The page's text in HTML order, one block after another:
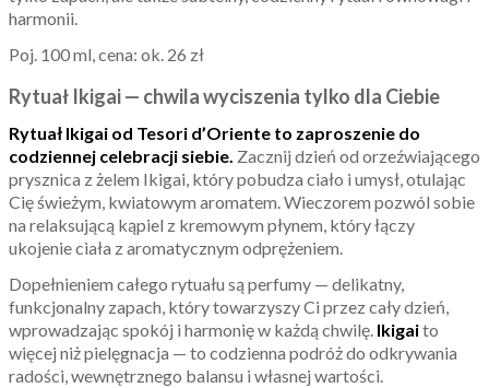
harmonii.
Poj. 100 ml, cena: ok. 26 zł
Rytuał Ikigai — chwila wyciszenia tylko dla Ciebie
Rytuał Ikigai od Tesori d’Oriente to zaproszenie do
codziennej celebracji siebie. Zacznij dzień od orzeźwiającego
prysznica z żelem Ikigai, który pobudza ciało i umysł, otulając
Cię świeżym, kwiatowym aromatem. Wieczorem pozwól sobie
na relaksującą kąpiel z kremowym płynem, który łączy
ukojenie ciała z aromatycznym odprężeniem.
Dopełnieniem całego rytuału są perfumy — delikatny,
funkcjonalny zapach, który towarzyszy Ci przez cały dzień,
wprowadzając spokój i harmonię w każdą chwilę. Ikigaito
więcej niż pielęgnacja — to codzienna podróż do odkrywania
radości, wewnętrznego balansu i własnej wartości.